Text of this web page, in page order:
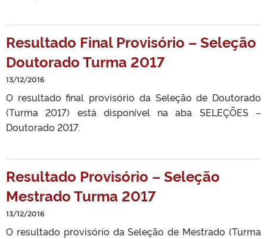
Resultado Final Provisório – Seleção
Doutorado Turma 2017
13/12/2016
O resultado final provisório da Seleção de Doutorado
(Turma 2017) está disponível na aba SELEÇÕES –
Doutorado 2017.
Resultado Provisório – Seleção
Mestrado Turma 2017
13/12/2016
O resultado provisório da Seleção de Mestrado (Turma